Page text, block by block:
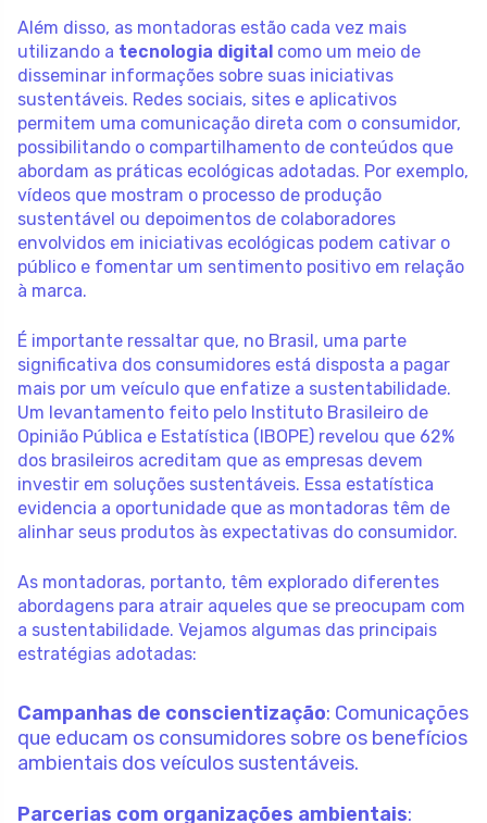
Além disso, as montadoras estão cada vez mais
utilizando a tecnologia digital como um meio de
disseminar informações sobre suas iniciativas
sustentáveis. Redes sociais, sites e aplicativos
permitem uma comunicação direta com o consumidor,
possibilitando o compartilhamento de conteúdos que
abordam as práticas ecológicas adotadas. Por exemplo,
vídeos que mostram o processo de produção
sustentável ou depoimentos de colaboradores
envolvidos em iniciativas ecológicas podem cativar o
público e fomentar um sentimento positivo em relação
à marca.
É importante ressaltar que, no Brasil, uma parte
significativa dos consumidores está disposta a pagar
mais por um veículo que enfatize a sustentabilidade.
Um levantamento feito pelo Instituto Brasileiro de
Opinião Pública e Estatística (IBOPE) revelou que 62%
dos brasileiros acreditam que as empresas devem
investir em soluções sustentáveis. Essa estatística
evidencia a oportunidade que as montadoras têm de
alinhar seus produtos às expectativas do consumidor.
As montadoras, portanto, têm explorado diferentes
abordagens para atrair aqueles que se preocupam com
a sustentabilidade. Vejamos algumas das principais
estratégias adotadas:
Campanhas de conscientização: Comunicações
que educam os consumidores sobre os benefícios
ambientais dos veículos sustentáveis.
Parcerias com organizações ambientais: